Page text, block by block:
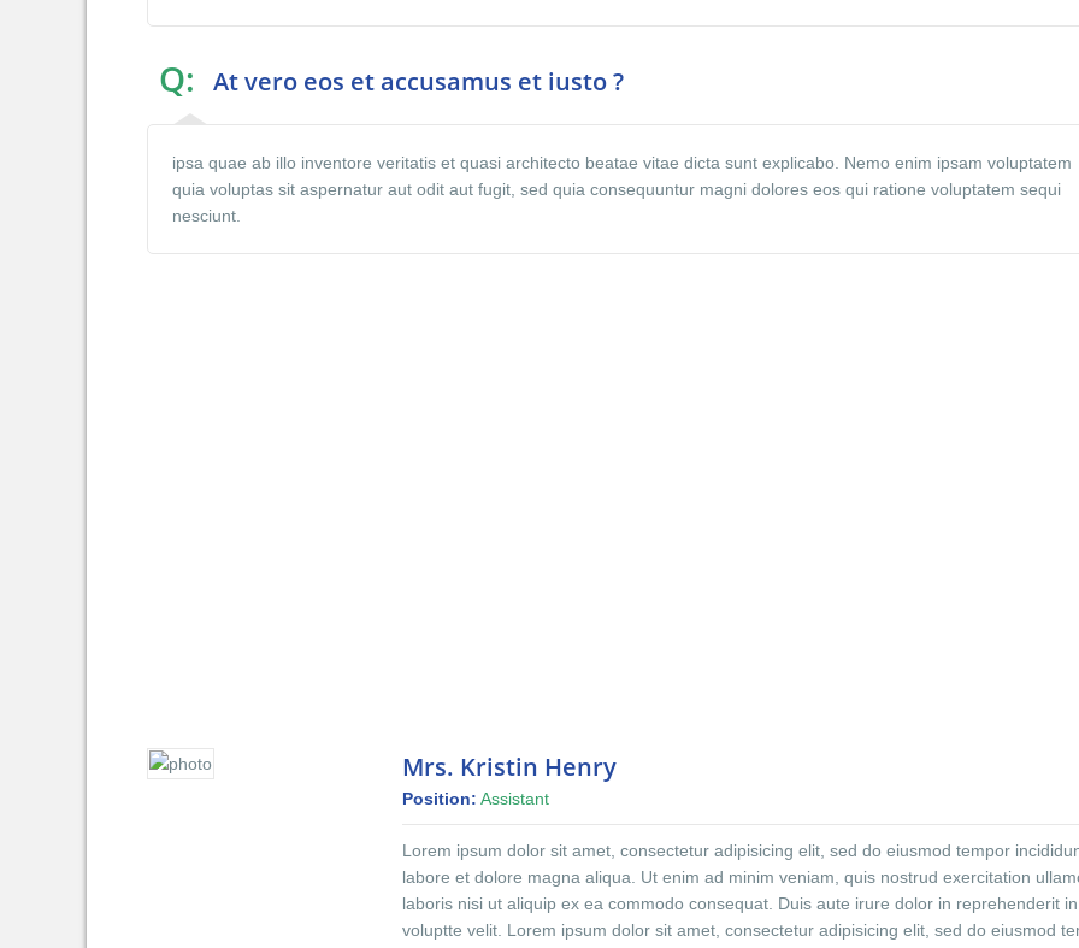
Q: At vero eos et accusamus et iusto ?
ipsa quae ab illo inventore veritatis et quasi architecto beatae vitae dicta sunt explicabo. Nemo enim ipsam voluptatem
quia voluptas sit aspernatur aut odit aut fugit, sed quia consequuntur magni dolores eos qui ratione voluptatem sequi
nesciunt.
Mrs. Kristin Henry
Position: Assistant
Lorem ipsum dolor sit amet, consectetur adipisicing elit, sed do eiusmod tempor
labore et dolore magna aliqua. Ut enim ad minim veniam, quis nostrud exercitation
laboris nisi ut aliquip ex ea commodo consequat. Duis aute irure dolor in reprehenderit in
voluptte velit. Lorem ipsum dolor sit amet, consectetur adipisicing elit, sed do eiusmod